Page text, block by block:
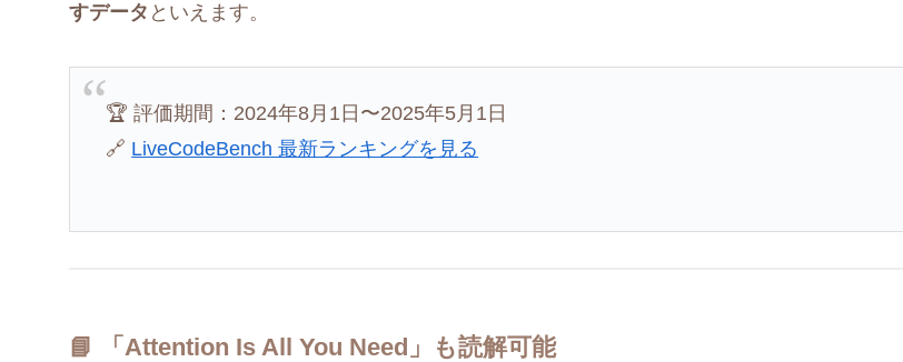
すデータ といえます。
🏆 評価期間：2024年8月1日〜2025年5月1日
🔗 LiveCodeBench 最新ランキングを見る
📘 「Attention Is All You Need」も読解可能